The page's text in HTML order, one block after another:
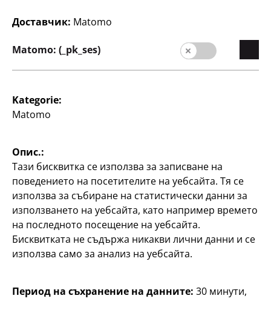
Компания
кариера
Качество
Устойчивост
Контакт
Потребители
Информация за клиента
Доставчик: Matomo
Matomo: (_pk_ses)
Kategorie:
Matomo
Опис.:
Тази бисквитка се използва за записване на
поведението на посетителите на уебсайта. Тя се
използва за събиране на статистически данни за
използването на уебсайта, като например времето
на последното посещение на уебсайта.
Бисквитката не съдържа никакви лични данни и се
използва само за анализ на уебсайта.
Период на съхранение на данните: 30 минути,